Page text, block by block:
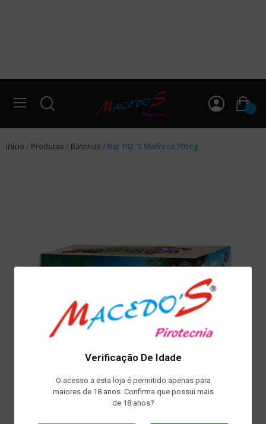
Verificação De Idade
O acesso a esta loja é permitido apenas para
maiores de 18 anos. Confirma que possui mais
de 18 anos?
0
Início Produtos Baterias Bat 102 'S Mallorca 70seg